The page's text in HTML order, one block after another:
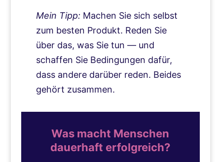
Mein Tipp: Machen Sie sich selbst
zum besten Produkt. Reden Sie
über das, was Sie tun — und
schaffen Sie Bedingungen dafür,
dass andere darüber reden. Beides
gehört zusammen.
Was macht Menschen
dauerhaft erfolgreich?